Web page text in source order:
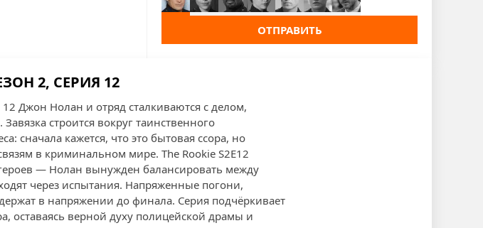
ОТПРАВИТЬ
2, СЕРИЯ 12
Джон Нолан и отряд сталкиваются с делом,
строится вокруг таинственного
сначала кажется, что это бытовая ссора, но
в криминальном мире. The Rookie S2E12
— Нолан вынужден балансировать между
через испытания. Напряженные погони,
в напряжении до финала. Серия подчёркивает
оставаясь верной духу полицейской драмы и